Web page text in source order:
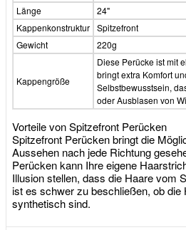
Länge
24"
Kappenkonstruktur Spitzefront
Gewicht
220g
Kappengröße
Diese Perücke ist mit
bringt extra Komfort
Selbstbewusstsein,
oder Ausblasen von
Vorteile von Spitzefront Perücken
Spitzefront Perücken bringt die
Aussehen nach jede Richtung
Perücken kann Ihre eigene
Illusion stellen, dass die Haare vom
ist es schwer zu beschließen, ob die
synthetisch sind.